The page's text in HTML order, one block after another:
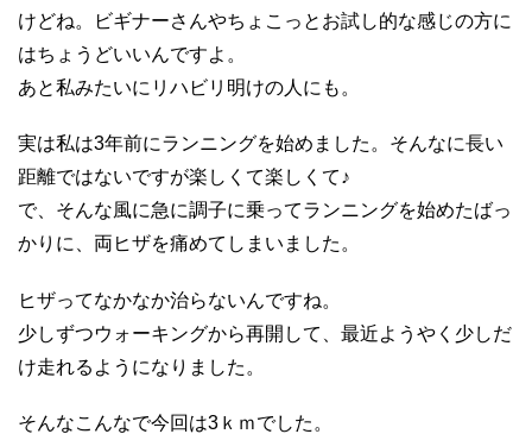
けどね。ビギナーさんやちょこっとお試し的な感じの方に
はちょうどいいんですよ。
あと私みたいにリハビリ明けの人にも。
実は私は3年前にランニングを始めました。そんなに長い
距離ではないですが楽しくて楽しくて♪
で、そんな風に急に調子に乗ってランニングを始めたばっ
かりに、両ヒザを痛めてしまいました。
ヒザってなかなか治らないんですね。
少しずつウォーキングから再開して、最近ようやく少しだ
け走れるようになりました。
そんなこんなで今回は3ｋｍでした。